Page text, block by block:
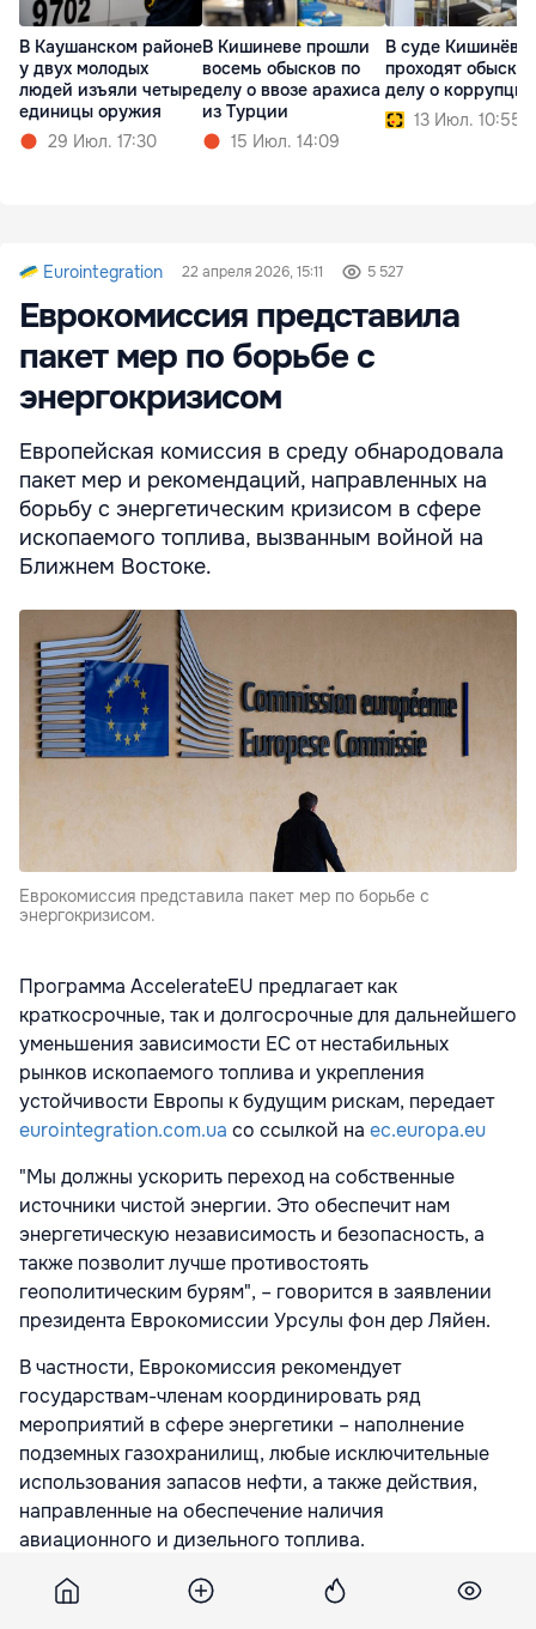
В Каушанском районе
у двух молодых
людей изъяли четыре
единицы оружия
29 Июл. 17:30
В Кишиневе прошли
восемь обысков по
делу о ввозе арахиса
из Турции
15 Июл. 14:09
В суде Кишинёва
проходят обыски
делу о коррупции
13 Июл. 10:55
Eurointegration 22 апреля 2026, 15:11 5 527
Еврокомиссия представила
пакет мер по борьбе с
энергокризисом
Европейская комиссия в среду обнародовала
пакет мер и рекомендаций, направленных на
борьбу с энергетическим кризисом в сфере
ископаемого топлива, вызванным войной на
Ближнем Востоке.
Еврокомиссия представила пакет мер по борьбе с
энергокризисом.
Программа AccelerateEU предлагает как
краткосрочные, так и долгосрочные для дальнейшего
уменьшения зависимости ЕС от нестабильных
рынков ископаемого топлива и укрепления
устойчивости Европы к будущим рискам, передает
eurointegration.com.ua со ссылкой на ec.europa.eu
"Мы должны ускорить переход на собственные
источники чистой энергии. Это обеспечит нам
энергетическую независимость и безопасность, а
также позволит лучше противостоять
геополитическим бурям", – говорится в заявлении
президента Еврокомиссии Урсулы фон дер Ляйен.
В частности, Еврокомиссия рекомендует
государствам-членам координировать ряд
мероприятий в сфере энергетики – наполнение
подземных газохранилищ, любые исключительные
использования запасов нефти, а также действия,
направленные на обеспечение наличия
авиационного и дизельного топлива.
Для этой цели ЕС создаст Обсерваторию топлива,